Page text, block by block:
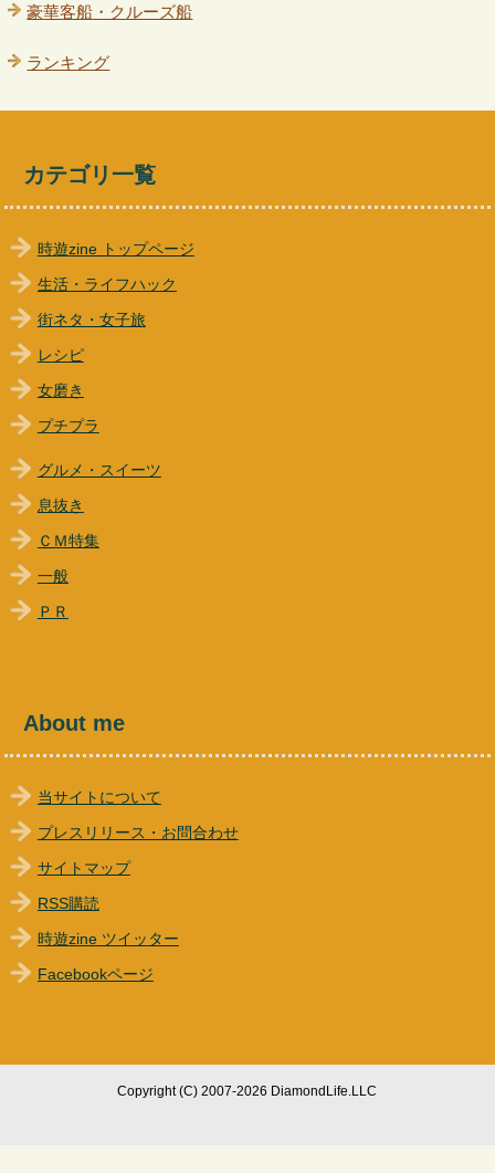
豪華客船・クルーズ船
ランキング
カテゴリ一覧
時遊zine トップページ
生活・ライフハック
街ネタ・女子旅
レシピ
女磨き
プチプラ
グルメ・スイーツ
息抜き
ＣＭ特集
一般
ＰＲ
About me
当サイトについて
プレスリリース・お問合わせ
サイトマップ
RSS購読
時遊zine ツイッター
Facebookページ
Copyright (C) 2007-2026 DiamondLife.LLC